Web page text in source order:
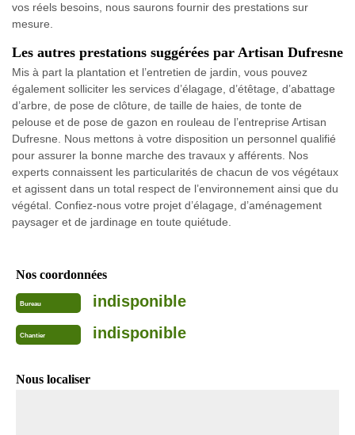
vos réels besoins, nous saurons fournir des prestations sur
mesure.
Les autres prestations suggérées par Artisan Dufresne
Mis à part la plantation et l’entretien de jardin, vous pouvez
également solliciter les services d’élagage, d’étêtage, d’abattage
d’arbre, de pose de clôture, de taille de haies, de tonte de
pelouse et de pose de gazon en rouleau de l’entreprise Artisan
Dufresne. Nous mettons à votre disposition un personnel qualifié
pour assurer la bonne marche des travaux y afférents. Nos
experts connaissent les particularités de chacun de vos végétaux
et agissent dans un total respect de l’environnement ainsi que du
végétal. Confiez-nous votre projet d’élagage, d’aménagement
paysager et de jardinage en toute quiétude.
Nos coordonnées
Bureau indisponible
Chantier indisponible
Nous localiser